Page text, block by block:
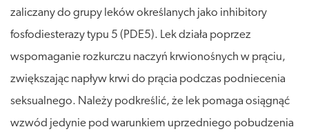
zaliczany do grupy leków określanych jako inhibitory
fosfodiesterazy typu 5 (PDE5). Lek działa poprzez
wspomaganie rozkurczu naczyń krwionośnych w prąciu,
zwiększając napływ krwi do prącia podczas podniecenia
seksualnego. Należy podkreślić, że lek pomaga osiągnąć
wzwód jedynie pod warunkiem uprzedniego pobudzenia